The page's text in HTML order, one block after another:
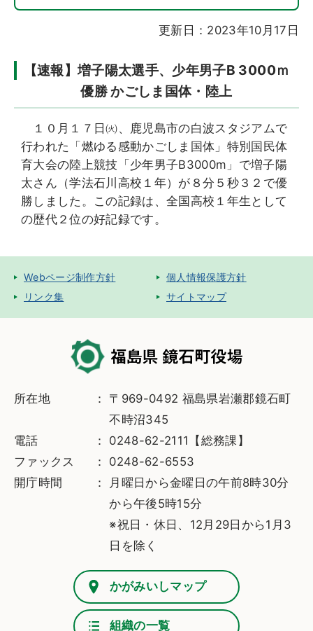
更新日：2023年10月17日
【速報】増子陽太選手、少年男子B 3000ｍ
優勝 かごしま国体・陸上
１０月１７日㈫、鹿児島市の白波スタジアムで
行われた「燃ゆる感動かごしま国体」特別国民体
育大会の陸上競技「少年男子B3000m」で増子陽
太さん（学法石川高校１年）が８分５秒３２で優
勝しました。この記録は、全国高校１年生として
の歴代２位の好記録です。
Webページ制作方針
個人情報保護方針
リンク集
サイトマップ
所在地
〒969-0492 福島県岩瀬郡鏡石町
不時沼345
電話
0248-62-2111【総務課】
ファックス
0248-62-6553
開庁時間
月曜日から金曜日の午前8時30分
から午後5時15分
※祝日・休日、12月29日から1月3
日を除く
かがみいしマップ
組織の一覧